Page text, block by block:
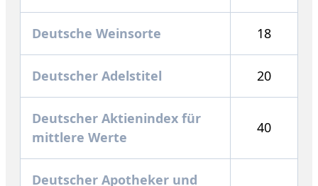
Deutsche Weinsorte 18
Deutscher Adelstitel 20
Deutscher Aktienindex für
mittlere Werte
40
Deutscher Apotheker und